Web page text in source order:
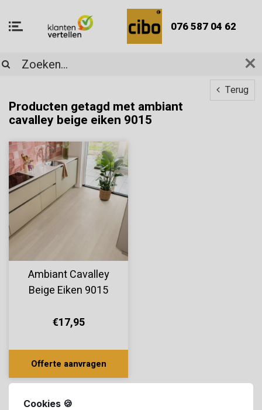
Cookies 🍪
076 587 04 62
Terug
Producten getagd met ambiant
cavalley beige eiken 9015
Ambiant Cavalley
Beige Eiken 9015
€17,95
Offerte aanvragen